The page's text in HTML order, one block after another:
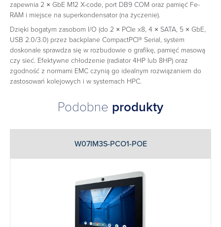
zapewnia 2 × GbE M12 X-code, port DB9 COM oraz pamięć Fe-
RAM i miejsce na superkondensator (na życzenie).
Dzięki bogatym zasobom I/O (do 2 × PCIe x8, 4 × SATA, 5 × GbE,
USB 2.0/3.0) przez backplane CompactPCI® Serial, system
doskonale sprawdza się w rozbudowie o grafikę, pamięć masową
czy sieć. Efektywne chłodzenie (radiator 4HP lub 8HP) oraz
zgodność z normami EMC czynią go idealnym rozwiązaniem do
zastosowań kolejowych i w systemach HPC.
Podobne produkty
W07IM3S-PCO1-POE